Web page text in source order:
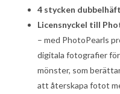
4 stycken
Licensnyckel till
– med PhotoPearls
digitala fotografier
mönster, som
att återskapa fotot